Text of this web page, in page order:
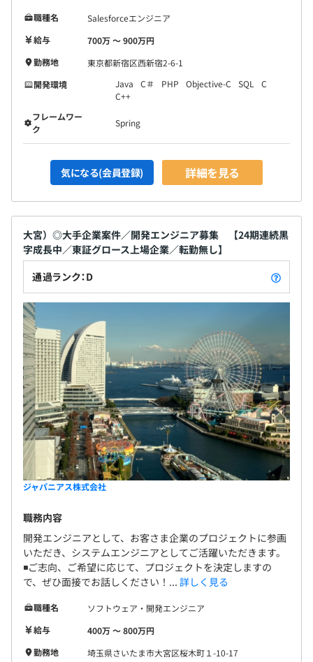
職種名
Salesforceエンジニア
給与
700万 〜 900万円
勤務地
東京都新宿区西新宿2-6-1
開発環境
Java C＃ PHP Objective-C SQL
C
C++
フレームワー
ク
Spring
気になる(会員登録) 詳細を見る
大宮）◎大手企業案件／開発エンジニア募集 【24期連続黒
字成長中／東証グロース上場企業／転勤無し】
通過ランク：D
ジャパニアス株式会社
職務内容
開発エンジニアとして、お客さま企業のプロジェクトに参画
いただき、システムエンジニアとしてご活躍いただきます。
◾️ご志向、ご希望に応じて、プロジェクトを決定しますの
で、ぜひ面接でお話しください！... 詳しく見る
職種名
ソフトウェア・開発エンジニア
給与
400万 〜 800万円
勤務地
埼玉県さいたま市大宮区桜木町１-10-17